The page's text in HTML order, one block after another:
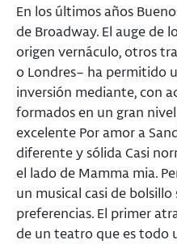
En los últimos años
de Broadway. El auge de
origen vernáculo, otros
o Londres– ha permitido
inversión mediante, con
formados en un gran
excelente Por amor a
diferente y sólida Casi
el lado de Mamma mia.
un musical casi de
preferencias. El primer
de un teatro que es todo